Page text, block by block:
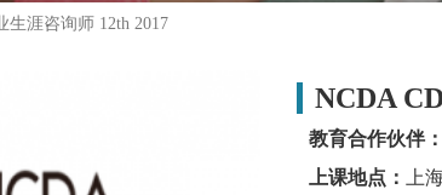
生涯咨询师 12th 2017
NCDA
教育合作伙伴：
上课地点：
上